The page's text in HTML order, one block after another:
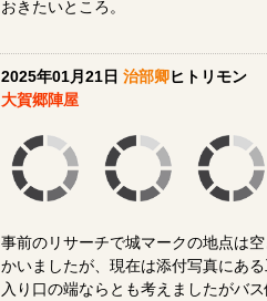
おきたいところ。
2025年01月21日 治部卿ヒトリモン
大賀郷陣屋
事前のリサーチで城マークの地点は
かいましたが、現在は添付写真にあ